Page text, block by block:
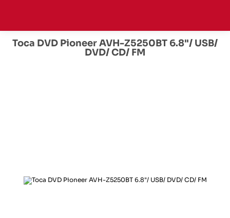
Toca DVD Pioneer AVH-Z5250BT 6.8"/ USB/
DVD/ CD/ FM